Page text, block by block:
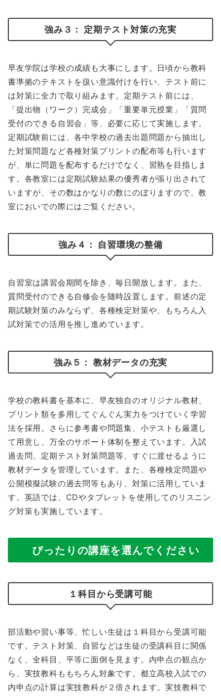
強み３： 定期テスト対策の充実
早友学院は学校の成績も大事にします。日頃から教科
書準拠のテキストを扱い意識付けを行い、テスト前に
は対策に全力で取り組みます。定期テスト前には、
「提出物（ワーク）完成会」「重要単元授業」「質問
受付のできる自習会」等、必要に応じて実施します。
定期試験前には、各中学校の過去出題問題から抽出し
た対策問題など各種対策プリントの配布等も行います
が、単に問題を配布するだけでなく、習熟を目指しま
す。各教室には定期試験結果の優秀者が張り出されて
いますが、その数はかなりの数にのぼりますので、教
室においでの際にはご覧ください。
強み４： 自習環境の整備
自習室は講習会期間を除き、毎日開放します。また、
質問受付のできる自修会を随時設置します。前述の定
期試験対策のみならず、各種検定対策や、もちろん入
試対策での活用を推し進めています。
強み５： 教材データの充実
学校の教科書を基本に、早友独自のオリジナル教材、
プリント類を多用してぐんぐん実力をつけていく学習
法を採用。さらに参考書や問題集、小テストも厳選し
て用意し、万全のサポート体制を整えています。入試
過去問、定期テスト対策問題等、すぐに渡せるように
教材データを管理しています。また、各種検定問題や
公開模擬試験の過去問等もあり、対策に活用していま
す。英語では、CDやタブレットを使用してのリスニン
グ対策も実施しています。
ぴったりの講座を選んでください
１科目から受講可能
部活動や習い事等、忙しい生徒は１科目から受講可能
です。テスト対策、自習などは生徒の受講科目に関係
なく、全科目、平等に面倒を見ます。内申点の観点か
ら、実技教科ももちろん対象です。都立高校入試での
内申点の計算は実技教科が２倍されます。実技教科で